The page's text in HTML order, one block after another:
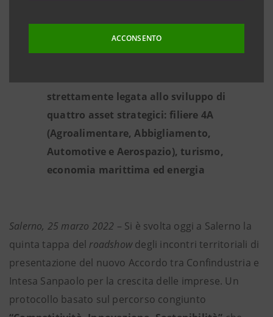
ACCONSENTO
alle filiere in coerenza con il PNRR
strettamente legata allo sviluppo di
quattro asset strategici: filiere 4A
(Agroalimentare, Abbigliamento,
Automotive e Aerospazio), turismo,
economia marittima ed energia
Salerno, 25 marzo 2022 – Si è svolta oggi a Salerno la
quinta tappa del roadshowdegli incontri territoriali di
presentazione del nuovo Accordo tra Confindustria e
Intesa Sanpaolo per la crescita delle imprese. Un
protocollo basato sul percorso congiunto